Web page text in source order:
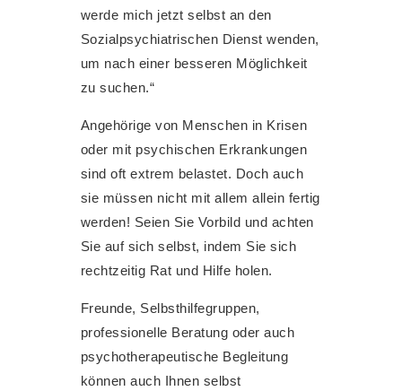
werde mich jetzt selbst an den
Sozialpsychiatrischen Dienst wenden,
um nach einer besseren Möglichkeit
zu suchen.“
Angehörige von Menschen in Krisen
oder mit psychischen Erkrankungen
sind oft extrem belastet. Doch auch
sie müssen nicht mit allem allein fertig
werden! Seien Sie Vorbild und achten
Sie auf sich selbst, indem Sie sich
rechtzeitig Rat und Hilfe holen.
Freunde, Selbsthilfegruppen,
professionelle Beratung oder auch
psychotherapeutische Begleitung
können auch Ihnen selbst